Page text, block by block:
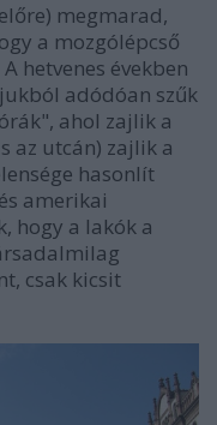
megmarad,
a mozgólépcső
hetvenes években
adódóan szűk
ahol zajlik a
az utcán) zajlik a
hasonlít
amerikai
hogy a lakók a
csak kicsit